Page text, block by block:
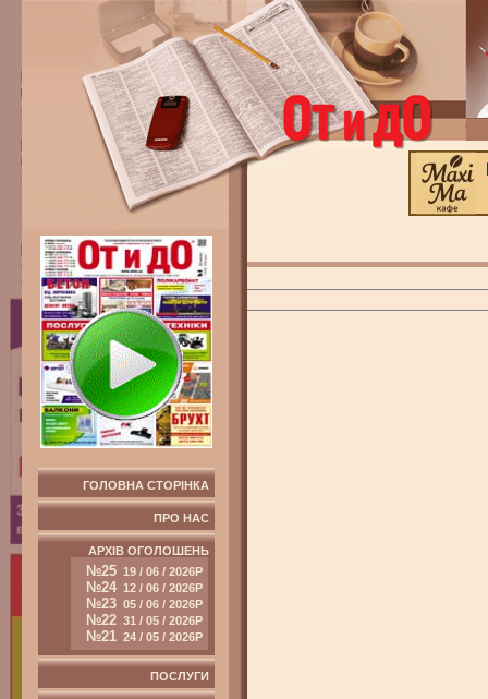
ГОЛОВНА СТОРІНКА
ПРО НАС
АРХІВ ОГОЛОШЕНЬ
№25 19 / 06 / 2026Р
№24 12 / 06 / 2026Р
№23 05 / 06 / 2026Р
№22 31 / 05 / 2026Р
№21 24 / 05 / 2026Р
ПОСЛУГИ